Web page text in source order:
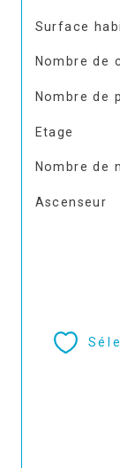
Surface
Nombre de
Nombre de
Etage
Nombre de
Ascenseur